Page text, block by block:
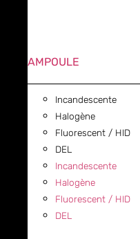
AMPOULE
Incandescente
Halogène
Fluorescent / HID
DEL
Incandescente
Halogène
Fluorescent / HID
DEL